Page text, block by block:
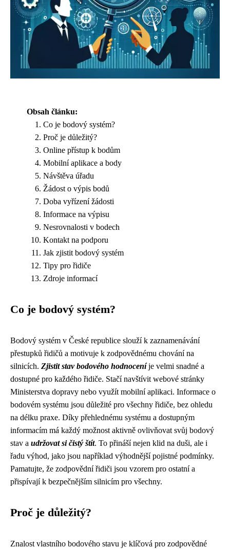
Obsah článku:
Co je bodový systém?
Proč je důležitý?
Online přístup k bodům
Mobilní aplikace a body
Návštěva úřadu
Žádost o výpis bodů
Doba vyřízení žádosti
Informace na výpisu
Nesrovnalosti v bodech
Kontakt na podporu
Jak zjistit bodový systém
Tipy pro řidiče
Zdroje informací
Co je bodový systém?
Bodový systém v České republice slouží k zaznamenávání
přestupků řidičů a motivuje k zodpovědnému chování na
silnicích. Zjistit stav bodového hodnoceníje velmi snadné a
dostupné pro každého řidiče. Stačí navštívit webové stránky
Ministerstva dopravy nebo využít mobilní aplikaci. Informace o
bodovém systému jsou důležité pro všechny řidiče, bez ohledu
na délku praxe. Díky přehlednému systému a dostupným
informacím má každý možnost aktivně ovlivňovat svůj bodový
stav a udržovat si čistý štít. To přináší nejen klid na duši, ale i
řadu výhod, jako jsou například výhodnější pojistné podmínky.
Pamatujte, že zodpovědní řidiči jsou vzorem pro ostatní a
přispívají k bezpečnějším silnicím pro všechny.
Proč je důležitý?
Znalost vlastního bodového stavu je klíčová pro zodpovědné